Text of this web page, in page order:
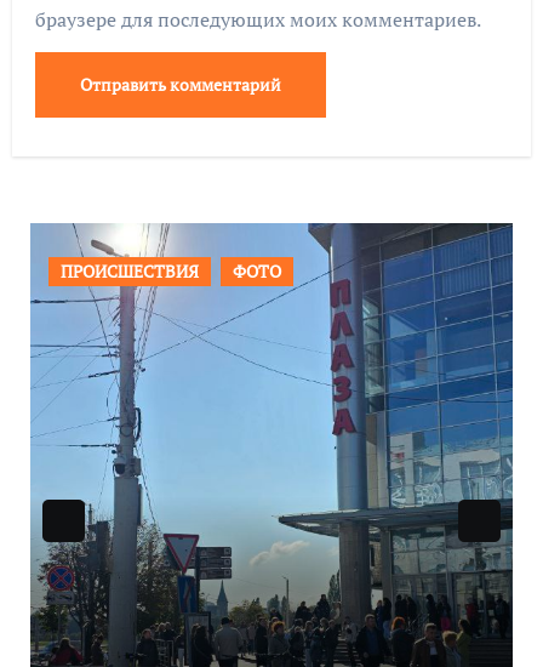
браузере для последующих моих комментариев.
ОБЩЕСТВО ФОТО